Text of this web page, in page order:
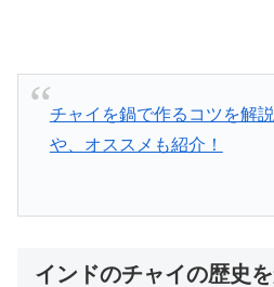
チャイを鍋で作るコツを解
や、オススメも紹介！
インドのチャイの歴史